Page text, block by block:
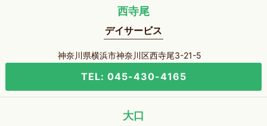
西寺尾
デイサービス
神奈川県横浜市神奈川区西寺尾3-21-5
TEL: 045-430-4165
大口